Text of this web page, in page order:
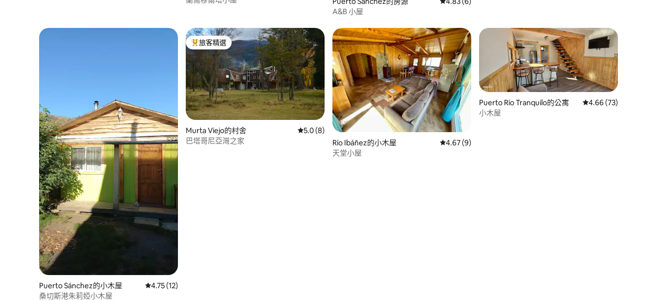
A&B 小屋
Puerto Sánchez的小木屋 從 12 則評價中獲得 4.75 的平均評分（滿分 5 分）
4.75 (12)
桑切斯港朱莉婭小木屋
旅客精選榜首
旅客精選
Murta Viejo的村舍 從 8 則評價中獲得 5.0 的平均評分（滿分 5 分）
5.0 (8)
巴塔哥尼亞灣之家
Río Ibáñez的小木屋 從 9 則評價中獲得 4.67 的平均評分（滿分 5 分）
4.67 (9)
天堂小屋
Puerto Río Tranquilo的公寓 從 73 則評價中獲得
4.66 (73)
小木屋